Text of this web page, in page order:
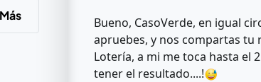
Más
Bueno, CasoVerde, en igual
apruebes, y nos compartas tu
Lotería, a mi me toca hasta el
tener el resultado....!